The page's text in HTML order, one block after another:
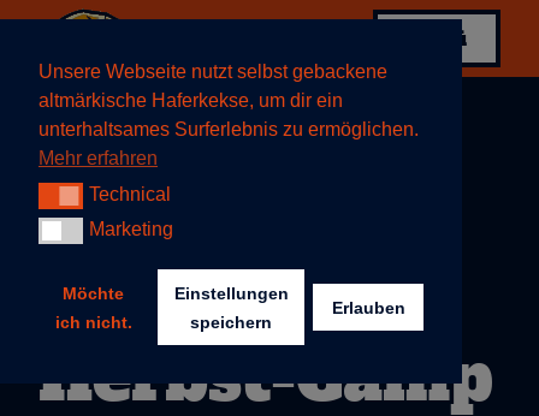
Menü
Menü
Herbst­-Camp
Unsere Webseite nutzt selbst gebackene
altmärkische Haferkekse, um dir ein
unterhaltsames Surferlebnis zu ermöglichen.
Mehr erfahren
TechnicalTechnical
MarketingMarketing
Möchte
ich nicht.
Einstellungen
speichern
Erlauben